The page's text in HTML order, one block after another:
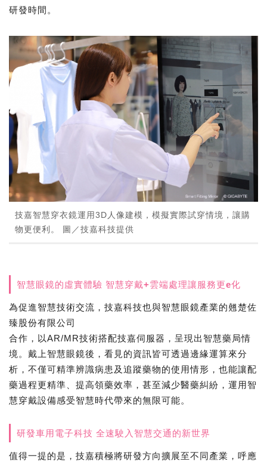
研發時間。
技嘉智慧穿衣鏡運用3D人像建模，模擬實際試穿情境，讓購
物更便利。 圖／技嘉科技提供
智慧眼鏡的虛實體驗 智慧穿戴+雲端處理讓服務更e化
為促進智慧技術交流，技嘉科技也與智慧眼鏡產業的翹楚佐
臻股份有限公司
合作，以AR/MR技術搭配技嘉伺服器，呈現出智慧藥局情
境。戴上智慧眼鏡後，看見的資訊皆可透過邊緣運算來分
析，不僅可精準辨識病患及追蹤藥物的使用情形，也能讓配
藥過程更精準、提高領藥效率，甚至減少醫藥糾紛，運用智
慧穿戴設備感受智慧時代帶來的無限可能。
研發車用電子科技 全速駛入智慧交通的新世界
值得一提的是，技嘉積極將研發方向擴展至不同產業，呼應